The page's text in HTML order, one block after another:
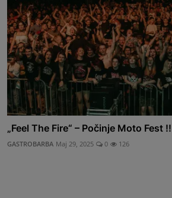
„Feel The Fire“ – Počinje Moto Fest !!
GASTROBARBA Maj 29, 2025 0 126